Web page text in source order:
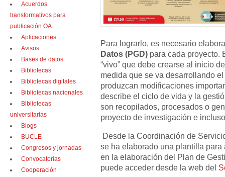
Para lograrlo, es necesario
Datos (PGD) para cada proyecto.
“vivo” que debe crearse al inicio
medida que se va desarrollando
produzcan modificaciones
describe el ciclo de vida y la
son recopilados, procesados o
proyecto de investigación e
Desde la Coordinación de
se ha elaborado una plantilla
en la elaboración del Plan de
puede acceder desde la web del
Acuerdos
transformativos para
publicación OA
Aplicaciones
Avisos
Bases de datos
Bibliotecas
Bibliotecas digitales
Bibliotecas nacionales
Bibliotecas
universitarias
Blogs
BUCLE
Congresos y jornadas
Convocatorias
Cooperación